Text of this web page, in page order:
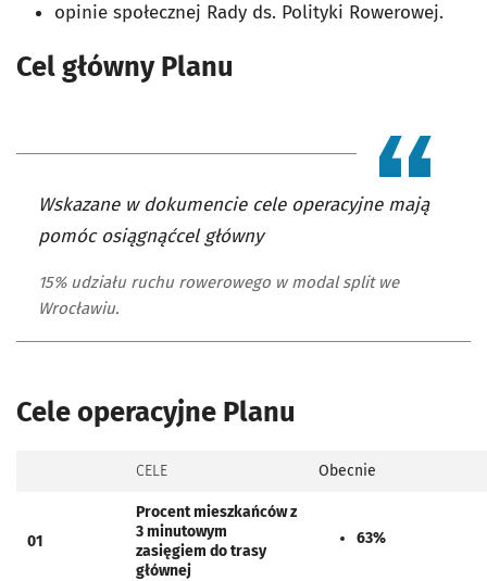
opinie społecznej Rady ds. Polityki Rowerowej.
Cel główny Planu
Wskazane w dokumencie cele operacyjne mają
pomóc osiągnąćcel główny
15% udziału ruchu rowerowego w modal split we
Wrocławiu.
Cele operacyjne Planu
CELE Obecnie
01
Procent mieszkańców z
3 minutowym
zasięgiem do trasy
głównej
63%